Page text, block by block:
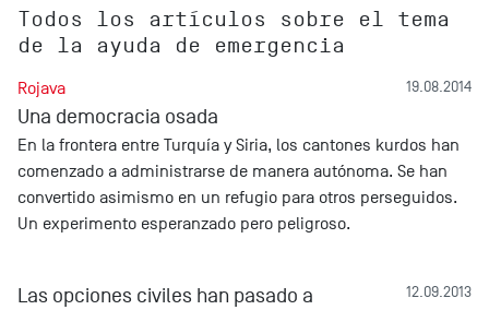
Todos los artículos sobre el tema
de la ayuda de emergencia
19.08.2014
Rojava
Una democracia osada
En la frontera entre Turquía y Siria, los cantones kurdos han
comenzado a administrarse de manera autónoma. Se han
convertido asimismo en un refugio para otros perseguidos.
Un experimento esperanzado pero peligroso.
12.09.2013
Las opciones civiles han pasado a